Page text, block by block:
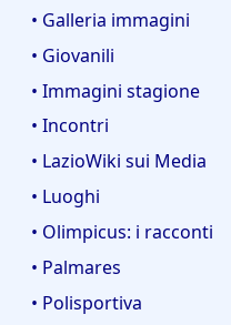
• Galleria immagini
• Giovanili
• Immagini stagione
• Incontri
• LazioWiki sui Media
• Luoghi
• Olimpicus: i racconti
• Palmares
• Polisportiva